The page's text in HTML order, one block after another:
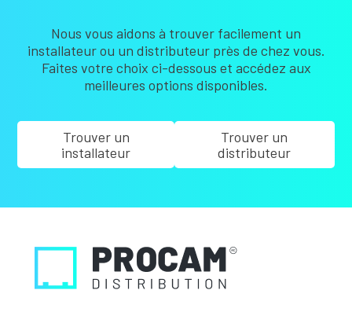
Nous vous aidons à trouver facilement un
installateur ou un distributeur près de chez vous.
Faites votre choix ci-dessous et accédez aux
meilleures options disponibles.
Trouver un
installateur
Trouver un
distributeur